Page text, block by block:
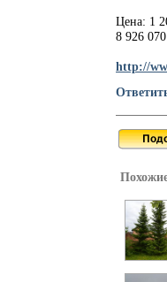
Цена: 1
8 926
http://